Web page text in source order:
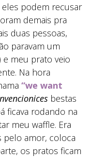
podem recusar
demais pra
duas pessoas,
paravam um
e meu prato veio
Na hora
“we want
bestas
ficava rodando na
meu waffle. Era
pelo amor, coloca
os pratos ficam